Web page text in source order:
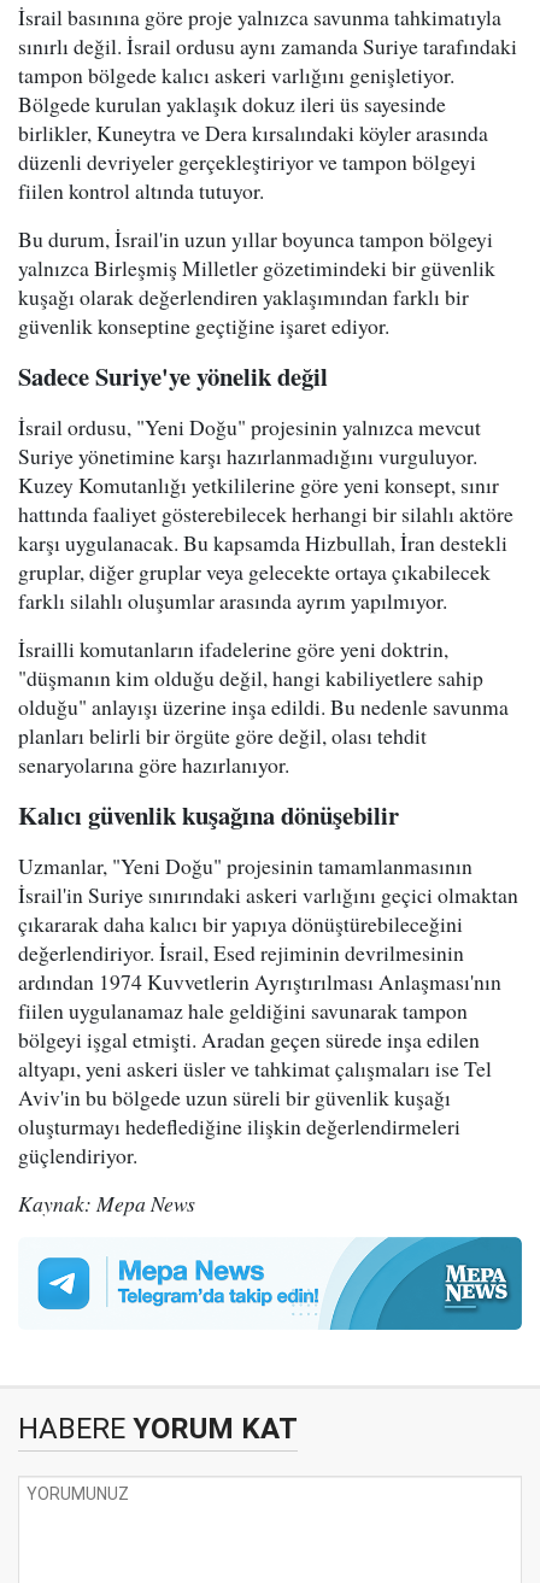
İsrail basınına göre proje yalnızca savunma tahkimatıyla
sınırlı değil. İsrail ordusu aynı zamanda Suriye tarafındaki
tampon bölgede kalıcı askeri varlığını genişletiyor.
Bölgede kurulan yaklaşık dokuz ileri üs sayesinde
birlikler, Kuneytra ve Dera kırsalındaki köyler arasında
düzenli devriyeler gerçekleştiriyor ve tampon bölgeyi
fiilen kontrol altında tutuyor.
Bu durum, İsrail'in uzun yıllar boyunca tampon bölgeyi
yalnızca Birleşmiş Milletler gözetimindeki bir güvenlik
kuşağı olarak değerlendiren yaklaşımından farklı bir
güvenlik konseptine geçtiğine işaret ediyor.
Sadece Suriye'ye yönelik değil
İsrail ordusu, "Yeni Doğu" projesinin yalnızca mevcut
Suriye yönetimine karşı hazırlanmadığını vurguluyor.
Kuzey Komutanlığı yetkililerine göre yeni konsept, sınır
hattında faaliyet gösterebilecek herhangi bir silahlı aktöre
karşı uygulanacak. Bu kapsamda Hizbullah, İran destekli
gruplar, diğer gruplar veya gelecekte ortaya çıkabilecek
farklı silahlı oluşumlar arasında ayrım yapılmıyor.
İsrailli komutanların ifadelerine göre yeni doktrin,
"düşmanın kim olduğu değil, hangi kabiliyetlere sahip
olduğu" anlayışı üzerine inşa edildi. Bu nedenle savunma
planları belirli bir örgüte göre değil, olası tehdit
senaryolarına göre hazırlanıyor.
Kalıcı güvenlik kuşağına dönüşebilir
Uzmanlar, "Yeni Doğu" projesinin tamamlanmasının
İsrail'in Suriye sınırındaki askeri varlığını geçici olmaktan
çıkararak daha kalıcı bir yapıya dönüştürebileceğini
değerlendiriyor. İsrail, Esed rejiminin devrilmesinin
ardından 1974 Kuvvetlerin Ayrıştırılması Anlaşması'nın
fiilen uygulanamaz hale geldiğini savunarak tampon
bölgeyi işgal etmişti. Aradan geçen sürede inşa edilen
altyapı, yeni askeri üsler ve tahkimat çalışmaları ise Tel
Aviv'in bu bölgede uzun süreli bir güvenlik kuşağı
oluşturmayı hedeflediğine ilişkin değerlendirmeleri
güçlendiriyor.
Kaynak: Mepa News
HABERE YORUM KAT